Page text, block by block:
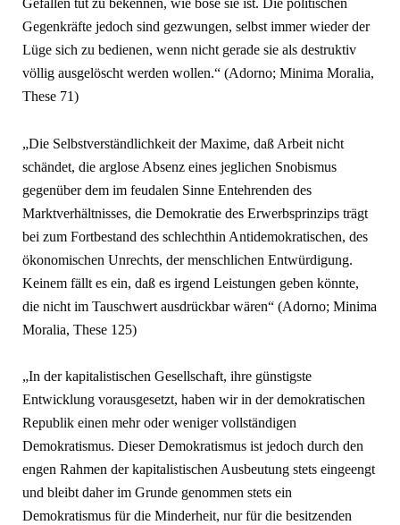
Gefallen tut zu bekennen, wie böse sie ist. Die politischen
Gegenkräfte jedoch sind gezwungen, selbst immer wieder der
Lüge sich zu bedienen, wenn nicht gerade sie als destruktiv
völlig ausgelöscht werden wollen.“ (Adorno; Minima Moralia,
These 71)
„Die Selbstverständlichkeit der Maxime, daß Arbeit nicht
schändet, die arglose Absenz eines jeglichen Snobismus
gegenüber dem im feudalen Sinne Entehrenden des
Marktverhältnisses, die Demokratie des Erwerbsprinzips trägt
bei zum Fortbestand des schlechthin Antidemokratischen, des
ökonomischen Unrechts, der menschlichen Entwürdigung.
Keinem fällt es ein, daß es irgend Leistungen geben könnte,
die nicht im Tauschwert ausdrückbar wären“ (Adorno; Minima
Moralia, These 125)
„In der kapitalistischen Gesellschaft, ihre günstigste
Entwicklung vorausgesetzt, haben wir in der demokratischen
Republik einen mehr oder weniger vollständigen
Demokratismus. Dieser Demokratismus ist jedoch durch den
engen Rahmen der kapitalistischen Ausbeutung stets eingeengt
und bleibt daher im Grunde genommen stets ein
Demokratismus für die Minderheit, nur für die besitzenden